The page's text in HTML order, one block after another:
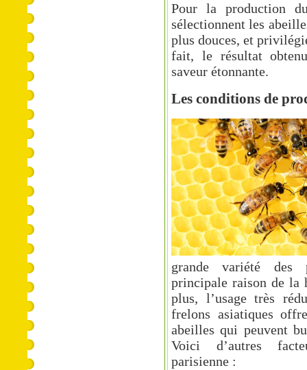
Pour la production
sélectionnent les
plus douces, et
fait, le résultat
saveur étonnante.
Les conditions de
grande variété des
principale raison de la
plus, l’usage très
frelons asiatiques
abeilles qui peuvent
Voici d’autres
parisienne :